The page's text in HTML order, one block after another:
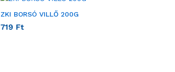
ZKI BORSÓ VILLŐ 200G
719 Ft